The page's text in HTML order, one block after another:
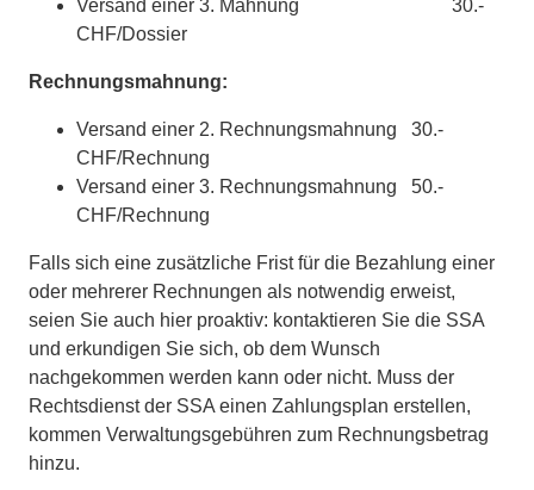
Versand einer 3. Mahnung 30.-
CHF/Dossier
Rechnungsmahnung:
Versand einer 2. Rechnungsmahnung 30.-
CHF/Rechnung
Versand einer 3. Rechnungsmahnung 50.-
CHF/Rechnung
Falls sich eine zusätzliche Frist für die Bezahlung einer
oder mehrerer Rechnungen als notwendig erweist,
seien Sie auch hier proaktiv: kontaktieren Sie die SSA
und erkundigen Sie sich, ob dem Wunsch
nachgekommen werden kann oder nicht. Muss der
Rechtsdienst der SSA einen Zahlungsplan erstellen,
kommen Verwaltungsgebühren zum Rechnungsbetrag
hinzu.